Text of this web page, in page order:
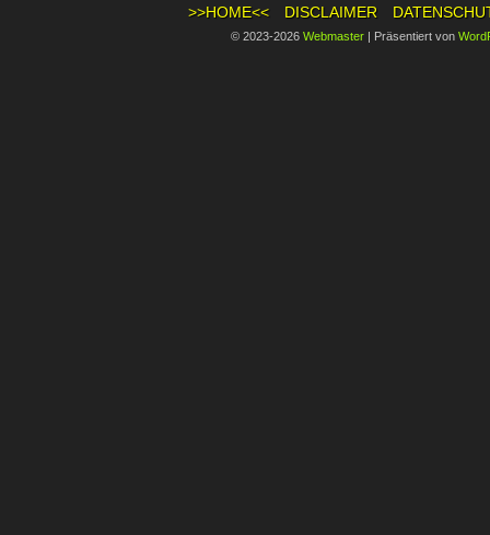
>>HOME<<
DISCLAIMER
© 2023-2026 Webmaster | Präsentiert von